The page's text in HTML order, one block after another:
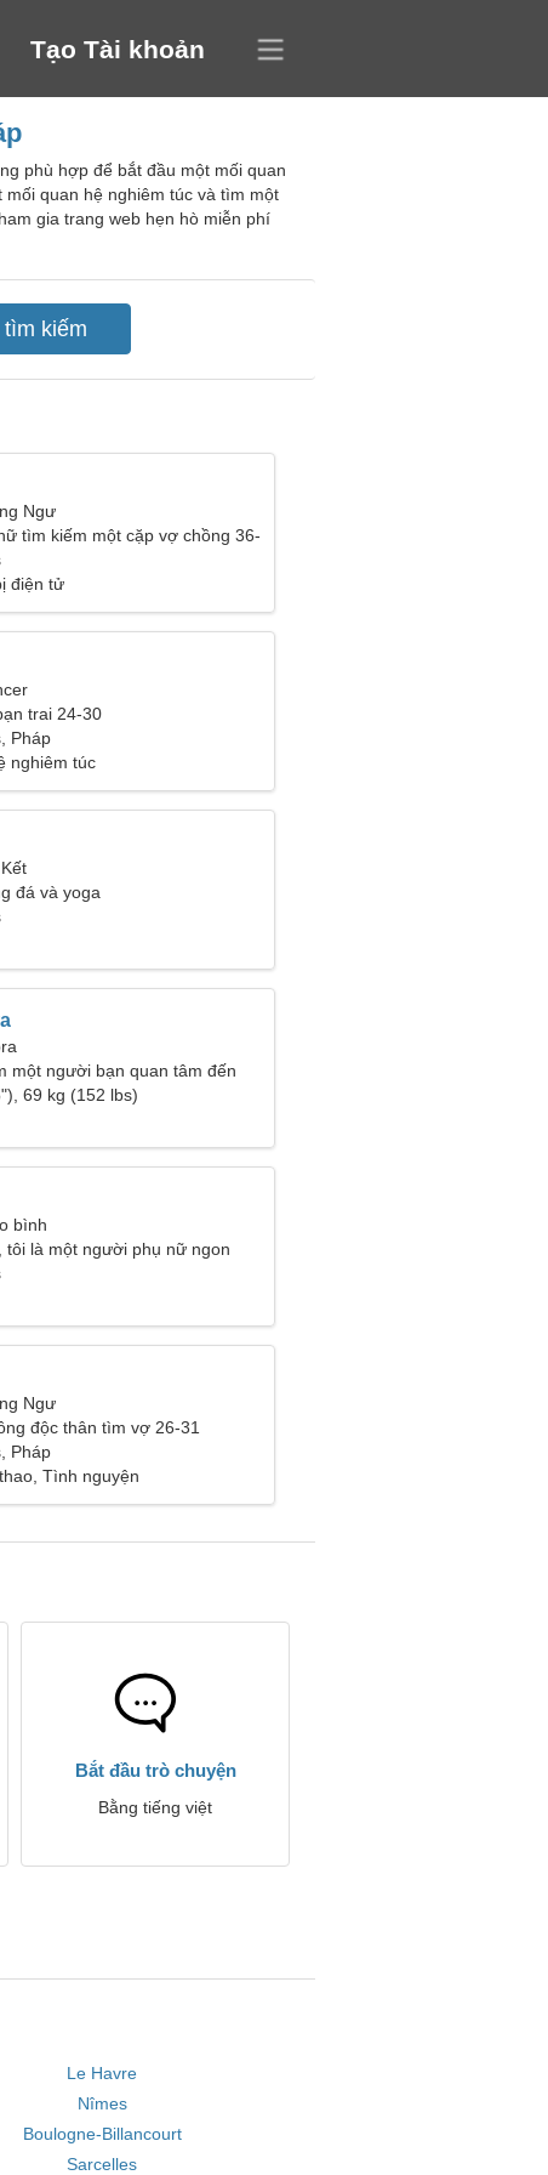
Tạo Tài khoản
phù hợp để bắt đầu một mối quan
quan hệ nghiêm túc và tìm một
gia trang web hẹn hò miễn phí
Ngư
tìm kiếm một cặp vợ chồng 36-
điện tử
trai 24-30
Pháp
nghiêm túc
đá và yoga
một người bạn quan tâm đến
69 kg (152 lbs)
bình
tôi là một người phụ nữ ngon
Ngư
độc thân tìm vợ 26-31
Pháp
Tình nguyện
Bắt đầu trò chuyện
Bằng tiếng việt
Le Havre
Nîmes
Boulogne-Billancourt
Sarcelles